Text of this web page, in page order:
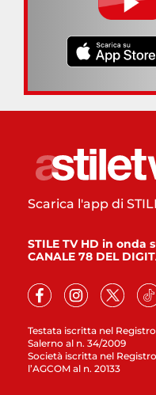
Testata iscritta nel
Salerno al n. 34/2009
Società iscritta nel
l’AGCOM al n. 20133
Scarica l'app di
STILE TV HD in onda
CANALE 78 DEL